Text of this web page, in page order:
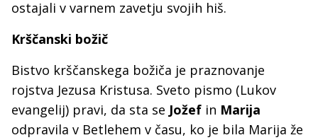
ostajali v varnem zavetju svojih hiš.
Krščanski božič
Bistvo krščanskega božiča je praznovanje
rojstva Jezusa Kristusa. Sveto pismo (Lukov
evangelij) pravi, da sta se Jožef in Marija
odpravila v Betlehem v času, ko je bila Marija že